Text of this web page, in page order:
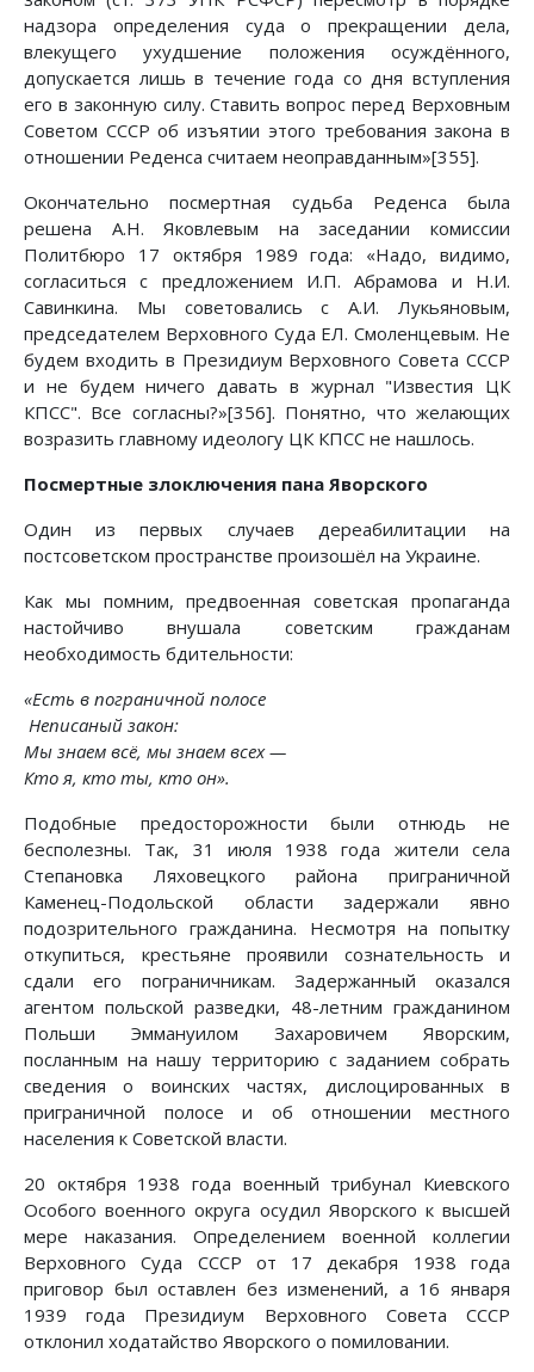
надзора определения суда о прекращении дела,
влекущего ухудшение положения осуждённого,
допускается лишь в течение года со дня вступления
его в законную силу. Ставить вопрос перед Верховным
Советом СССР об изъятии этого требования закона в
отношении Реденса считаем неоправданным»[355].
Окончательно посмертная судьба Реденса была
решена А.Н. Яковлевым на заседании комиссии
Политбюро 17 октября 1989 года: «Надо, видимо,
согласиться с предложением И.П. Абрамова и Н.И.
Савинкина. Мы советовались с А.И. Лукьяновым,
председателем Верховного Суда ЕЛ. Смоленцевым. Не
будем входить в Президиум Верховного Совета СССР
и не будем ничего давать в журнал "Известия ЦК
КПСС". Все согласны?»[356]. Понятно, что желающих
возразить главному идеологу ЦК КПСС не нашлось.
Посмертные злоключения пана Яворского
Один из первых случаев дереабилитации на
постсоветском пространстве произошёл на Украине.
Как мы помним, предвоенная советская пропаганда
настойчиво внушала советским гражданам
необходимость бдительности:
«Есть в пограничной полосе
Неписаный закон:
Мы знаем всё, мы знаем всех —
Кто я, кто ты, кто он».
Подобные предосторожности были отнюдь не
бесполезны. Так, 31 июля 1938 года жители села
Степановка Ляховецкого района приграничной
Каменец-Подольской области задержали явно
подозрительного гражданина. Несмотря на попытку
откупиться, крестьяне проявили сознательность и
сдали его пограничникам. Задержанный оказался
агентом польской разведки, 48-летним гражданином
Польши Эммануилом Захаровичем Яворским,
посланным на нашу территорию с заданием собрать
сведения о воинских частях, дислоцированных в
приграничной полосе и об отношении местного
населения к Советской власти.
20 октября 1938 года военный трибунал Киевского
Особого военного округа осудил Яворского к высшей
мере наказания. Определением военной коллегии
Верховного Суда СССР от 17 декабря 1938 года
приговор был оставлен без изменений, а 16 января
1939 года Президиум Верховного Совета СССР
отклонил ходатайство Яворского о помиловании.